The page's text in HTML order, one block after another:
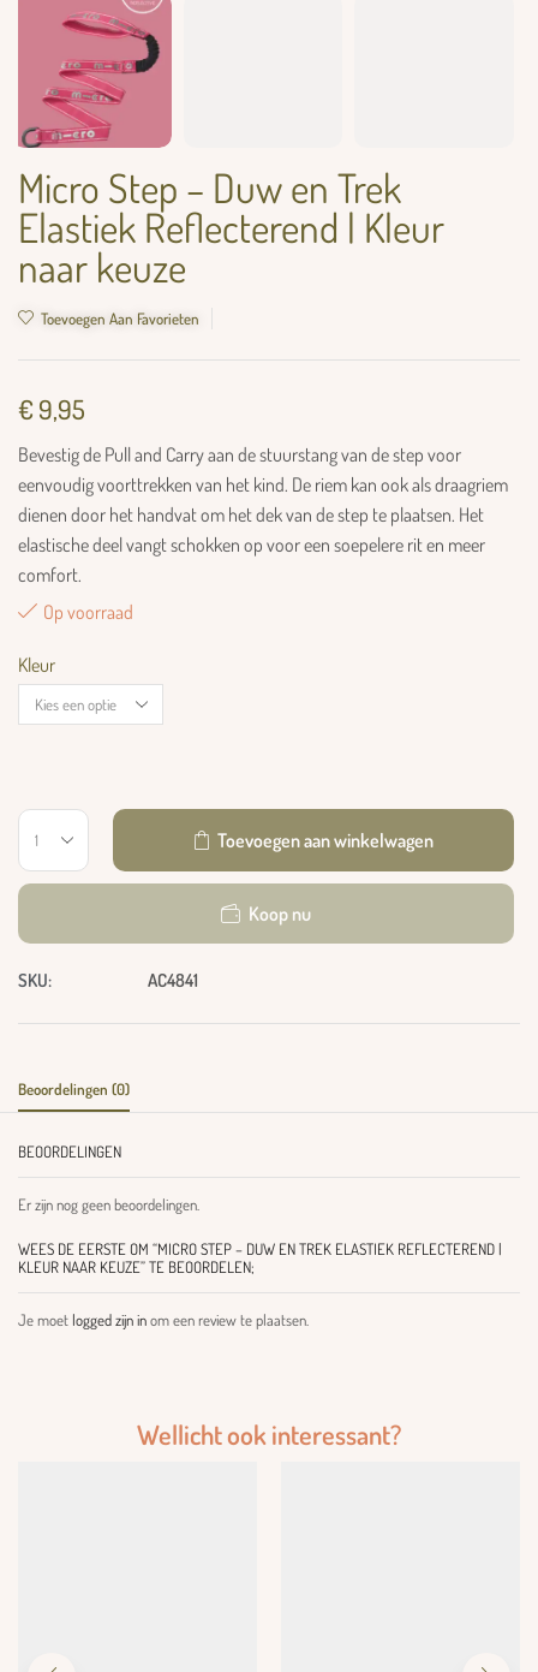
Micro Step – Duw en Trek
Elastiek Reflecterend | Kleur
naar keuze
Toevoegen Aan Favorieten
€ 9,95
Bevestig de Pull and Carry aan de stuurstang van de step voor
eenvoudig voorttrekken van het kind. De riem kan ook als draagriem
dienen door het handvat om het dek van de step te plaatsen. Het
elastische deel vangt schokken op voor een soepelere rit en meer
comfort.
Op voorraad
Kleur
Toevoegen aan winkelwagen
Koop nu
SKU: AC4841
Beoordelingen (0)
BEOORDELINGEN
Er zijn nog geen beoordelingen.
WEES DE EERSTE OM “MICRO STEP – DUW EN TREK ELASTIEK REFLECTEREND |
KLEUR NAAR KEUZE” TE BEOORDELEN;
Je moet logged zijn inom een review te plaatsen.
Wellicht ook interessant?